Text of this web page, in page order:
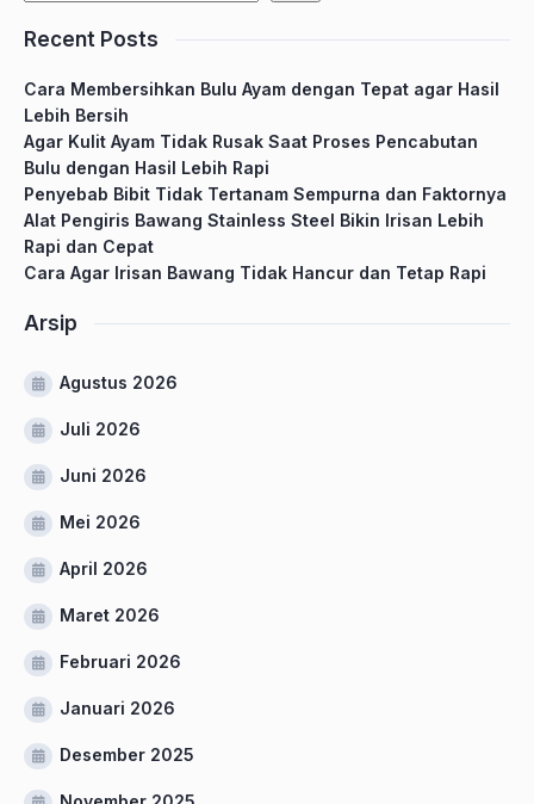
Recent Posts
Cara Membersihkan Bulu Ayam dengan Tepat agar Hasil
Lebih Bersih
Agar Kulit Ayam Tidak Rusak Saat Proses Pencabutan
Bulu dengan Hasil Lebih Rapi
Penyebab Bibit Tidak Tertanam Sempurna dan Faktornya
Alat Pengiris Bawang Stainless Steel Bikin Irisan Lebih
Rapi dan Cepat
Cara Agar Irisan Bawang Tidak Hancur dan Tetap Rapi
Arsip
Agustus 2026
Juli 2026
Juni 2026
Mei 2026
April 2026
Maret 2026
Februari 2026
Januari 2026
Desember 2025